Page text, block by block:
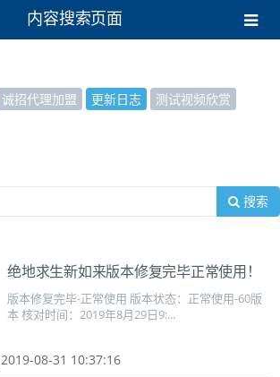
内容搜索页面
诚招代理加盟 更新日志
测试视频欣赏
搜索
绝地求生新如来版本修复完毕正常使用！
版本修复完毕-正常使用 版本状态：正常使用-60版
本 核对时间：2019年8月29日9:...
2019-08-31 10:37:16